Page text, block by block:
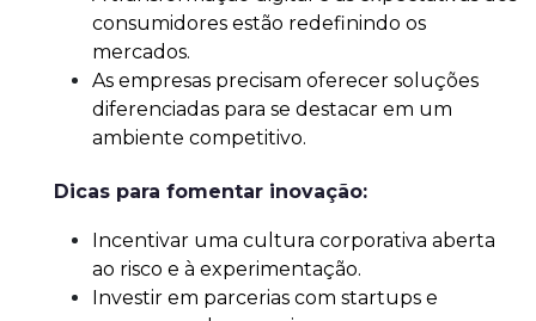
consumidores estão redefinindo os
mercados.
As empresas precisam oferecer soluções
diferenciadas para se destacar em um
ambiente competitivo.
Dicas para fomentar inovação:
Incentivar uma cultura corporativa aberta
ao risco e à experimentação.
Investir em parcerias com startups e